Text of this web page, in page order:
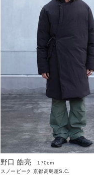
野口 皓亮
170cm
スノーピーク 京都高島屋S.C.